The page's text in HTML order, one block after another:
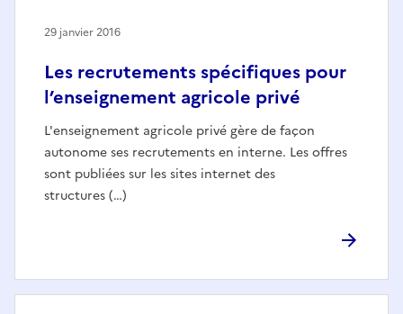
Les recrutements spécifiques pour
l’enseignement agricole privé
L'enseignement agricole privé gère de façon
autonome ses recrutements en interne. Les offres
sont publiées sur les sites internet des
structures (…)
29 janvier 2016